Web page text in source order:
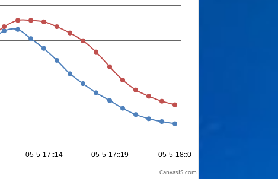
CanvasJS.com